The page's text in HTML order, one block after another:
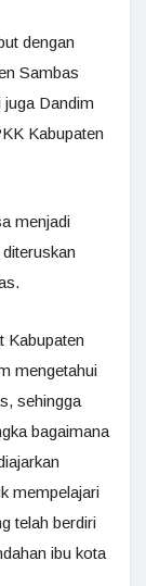
dengan
Sambas
juga Dandim
Kabupaten
menjadi
Kabupaten
mengetahui
sehingga
bagaimana
mempelajari
telah berdiri
ibu kota